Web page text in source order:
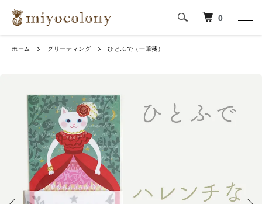
0
ホーム グリーティング ひとふで（一筆箋）